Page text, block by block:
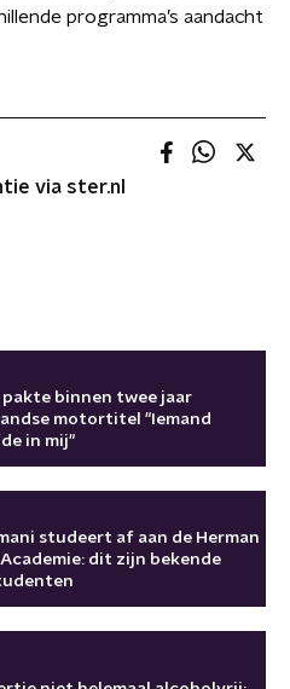
programma’s aandacht
via ster.nl
pakte binnen twee jaar
motortitel "Iemand
in mij"
studeert af aan de Herman
dit zijn bekende